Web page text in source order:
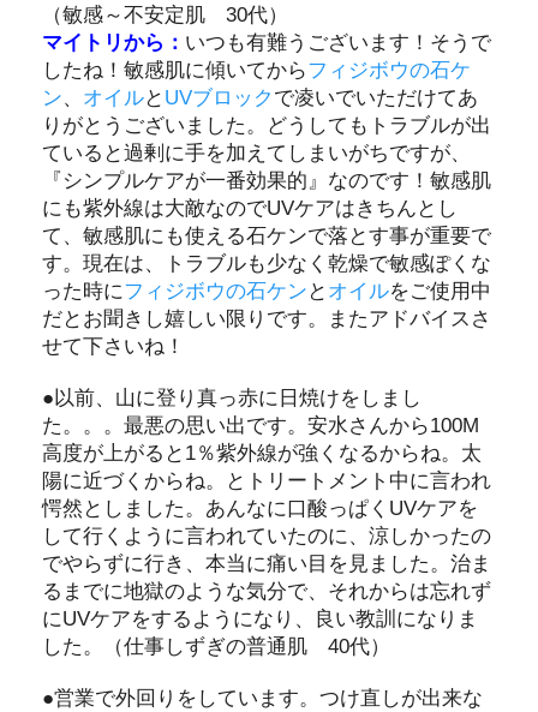
（敏感～不安定肌 30代）
マイトリから： いつも有難うございます！そうで
したね！敏感肌に傾いてからフィジボウの石ケ
ン、 オイルと UVブロック で凌いでいただけてあ
りがとうございました。どうしてもトラブルが出
ていると過剰に手を加えてしまいがちですが、
『シンプルケアが一番効果的』なのです！敏感肌
にも紫外線は大敵なのでUVケアはきちんとし
て、敏感肌にも使える石ケンで落とす事が重要で
す。現在は、トラブルも少なく乾燥で敏感ぽくな
った時にフィジボウの石ケン と オイルをご使用中
だとお聞きし嬉しい限りです。またアドバイスさ
せて下さいね！
●以前、山に登り真っ赤に日焼けをしまし
た。。。最悪の思い出です。安水さんから100M
高度が上がると1％紫外線が強くなるからね。太
陽に近づくからね。とトリートメント中に言われ
愕然としました。あんなに口酸っぱくUVケアを
して行くように言われていたのに、涼しかったの
でやらずに行き、本当に痛い目を見ました。治ま
るまでに地獄のような気分で、それからは忘れず
にUVケアをするようになり、良い教訓になりま
した。（仕事しずぎの普通肌 40代）
●営業で外回りをしています。つけ直しが出来な